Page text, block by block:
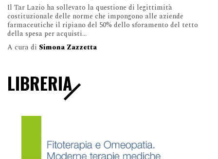
Il Tar Lazio ha sollevato la questione di legittimità
costituzionale delle norme che impongono alle aziende
farmaceutiche il ripiano del 50% dello sforamento del tetto
della spesa per acquisti...
A cura di Simona Zazzetta
LIBRERIA